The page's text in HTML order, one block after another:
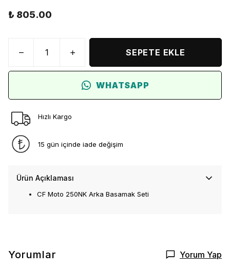
₺ 805.00
SEPETE EKLE
WHATSAPP
Hızlı Kargo
15 gün içinde iade değişim
Ürün Açıklaması
CF Moto 250NK Arka Basamak Seti
Yorumlar Yorum Yap